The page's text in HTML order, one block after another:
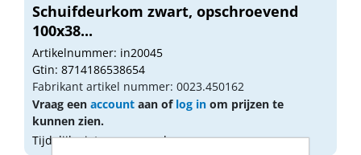
Schuifdeurkom zwart, opschroevend
100x38...
Artikelnummer: in20045
Gtin: 8714186538654
Fabrikant artikel nummer: 0023.450162
Vraag een account aan of log in om prijzen te
kunnen zien.
Tijdelijk niet op voorraad